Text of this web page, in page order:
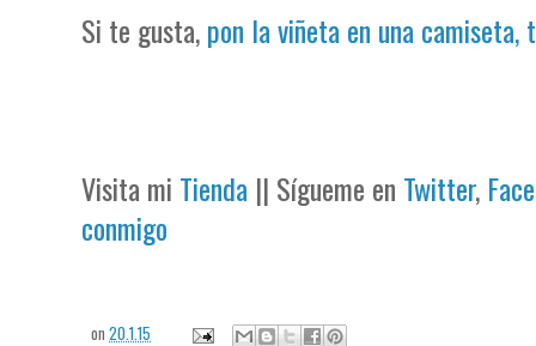
Si te gusta,pon la viñeta en una camiseta,
Visita mi Tienda || Sígueme en Twitter,
conmigo
on20.1.15